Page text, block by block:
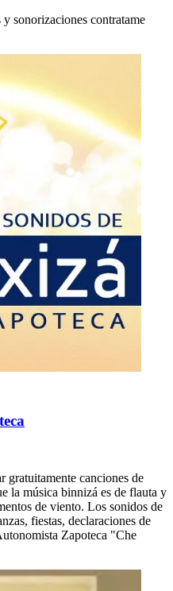
sonorizaciones contratame
gratuitamente canciones de
la música binnizá es de flauta y
de viento. Los sonidos de
fiestas, declaraciones de
Zapoteca "Che